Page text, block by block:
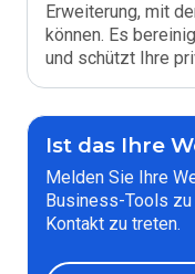
Erweiterung, mit
können. Es
und schützt Ihre
Ist das Ihre
Melden Sie Ihre
Business-Tools zu
Kontakt zu treten.